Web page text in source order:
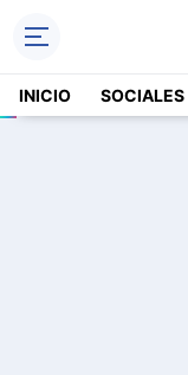
INICIO SOCIALES